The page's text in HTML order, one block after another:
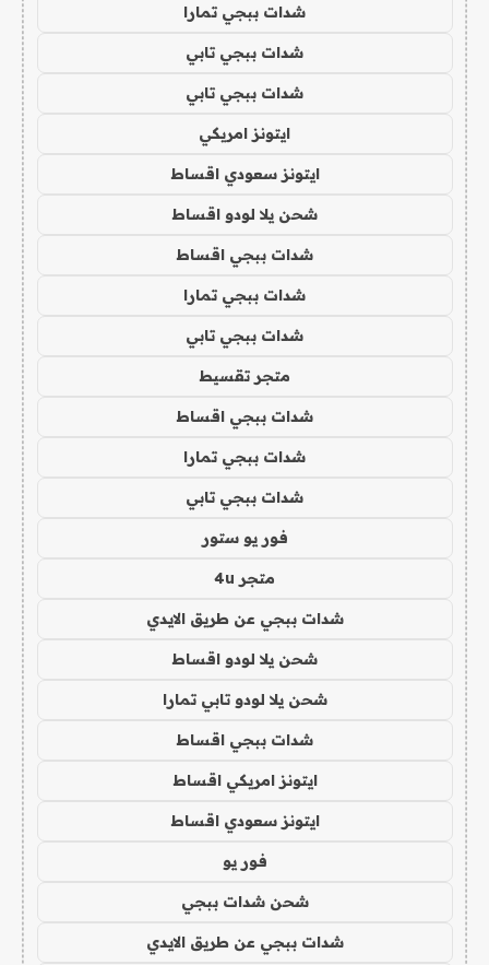
شدات ببجي تمارا
شدات ببجي تابي
شدات ببجي تابي
ايتونز امريكي
ايتونز سعودي اقساط
شحن يلا لودو اقساط
شدات ببجي اقساط
شدات ببجي تمارا
شدات ببجي تابي
متجر تقسيط
شدات ببجي اقساط
شدات ببجي تمارا
شدات ببجي تابي
فور يو ستور
متجر 4u
شدات ببجي عن طريق الايدي
شحن يلا لودو اقساط
شحن يلا لودو تابي تمارا
شدات ببجي اقساط
ايتونز امريكي اقساط
ايتونز سعودي اقساط
فور يو
شحن شدات ببجي
شدات ببجي عن طريق الايدي